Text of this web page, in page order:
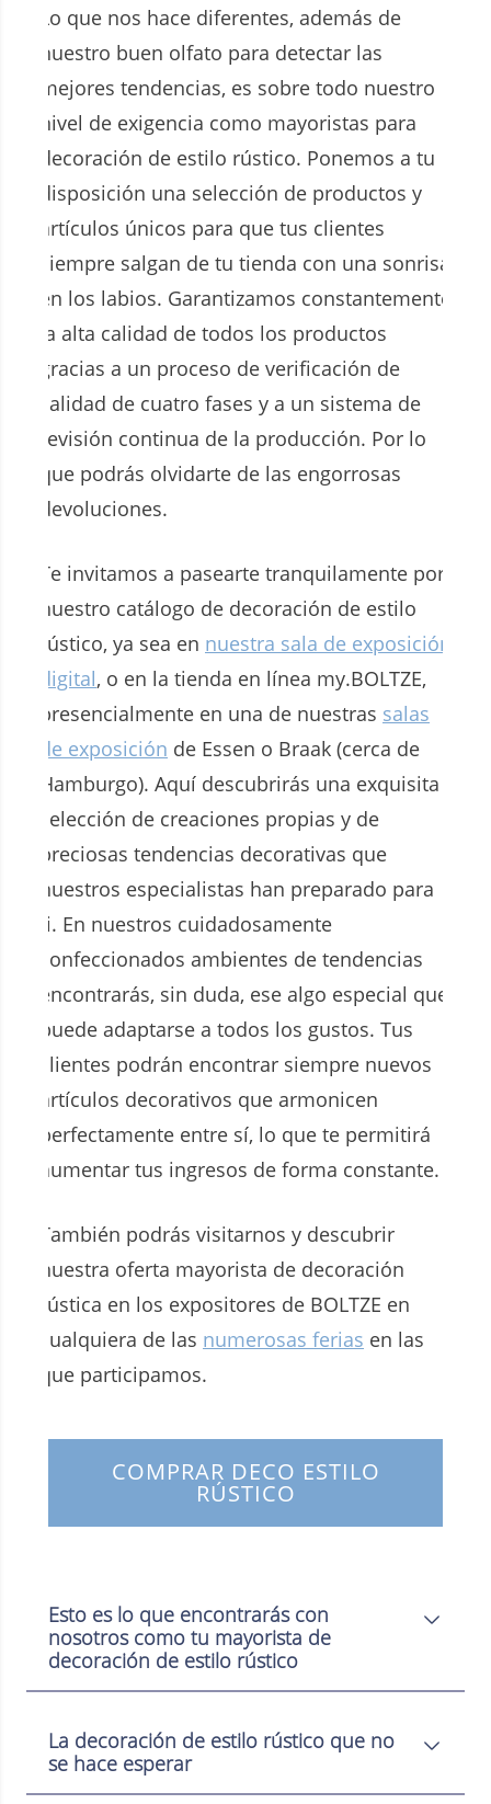
Lo que nos hace diferentes, además de
nuestro buen olfato para detectar las
mejores tendencias, es sobre todo nuestro
nivel de exigencia como mayoristas para
decoración de estilo rústico. Ponemos a tu
disposición una selección de productos y
artículos únicos para que tus clientes
siempre salgan de tu tienda con una sonrisa
en los labios. Garantizamos constantemente
la alta calidad de todos los productos
gracias a un proceso de verificación de
calidad de cuatro fases y a un sistema de
revisión continua de la producción. Por lo
que podrás olvidarte de las engorrosas
devoluciones.
Te invitamos a pasearte tranquilamente por
nuestro catálogo de decoración de estilo
rústico, ya sea en nuestra sala de exposición
digital, o en la tienda en línea my.BOLTZE,
presencialmente en una de nuestras salas
de exposición de Essen o Braak (cerca de
Hamburgo). Aquí descubrirás una exquisita
selección de creaciones propias y de
preciosas tendencias decorativas que
nuestros especialistas han preparado para
ti. En nuestros cuidadosamente
confeccionados ambientes de tendencias
encontrarás, sin duda, ese algo especial que
puede adaptarse a todos los gustos. Tus
clientes podrán encontrar siempre nuevos
artículos decorativos que armonicen
perfectamente entre sí, lo que te permitirá
aumentar tus ingresos de forma constante.
También podrás visitarnos y descubrir
nuestra oferta mayorista de decoración
rústica en los expositores de BOLTZE en
cualquiera de las numerosas ferias en las
que participamos.
COMPRAR DECO ESTILO
RÚSTICO
Esto es lo que encontrarás con
nosotros como tu mayorista de
decoración de estilo rústico
La decoración de estilo rústico que no
se hace esperar